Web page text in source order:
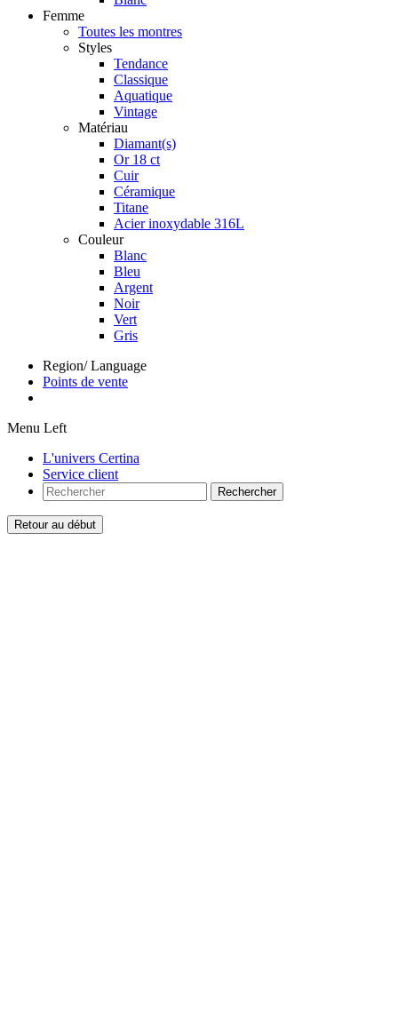
Femme
Toutes les montres
Styles
Tendance
Classique
Aquatique
Vintage
Matériau
Diamant(s)
Or 18 ct
Cuir
Céramique
Titane
Acier inoxydable 316L
Couleur
Blanc
Bleu
Argent
Noir
Vert
Gris
Region/ Language
Points de vente
Menu Left
L'univers Certina
Service client
Rechercher
Retour au début